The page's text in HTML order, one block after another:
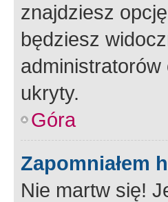
znajdziesz
będziesz
ukryty.
Góra
Zapomniałem
Nie martw się!